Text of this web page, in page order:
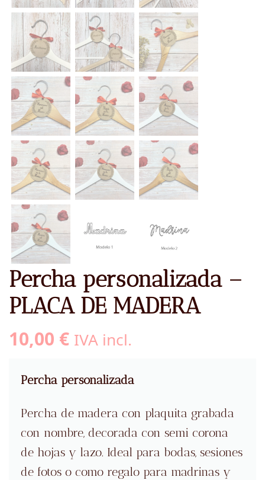
Percha personalizada –
PLACA DE MADERA
10,00 € IVA incl.
Percha personalizada
Percha de madera con plaquita grabada
con nombre, decorada con semi corona
de hojas y lazo. Ideal para bodas, sesiones
de fotos o como regalo para madrinas y